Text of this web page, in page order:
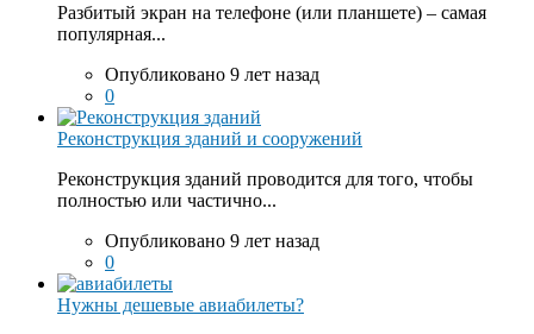
Разбитый экран на телефоне (или планшете) – самая
популярная...
Опубликовано 9 лет назад
0
Реконструкция зданий и сооружений
Реконструкция зданий проводится для того, чтобы
полностью или частично...
Опубликовано 9 лет назад
0
Нужны дешевые авиабилеты?